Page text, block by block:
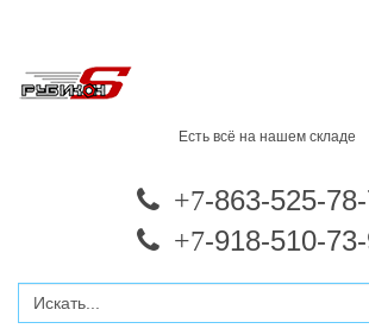
Есть всё на нашем складе
+7-863-525-
+7-918-510-